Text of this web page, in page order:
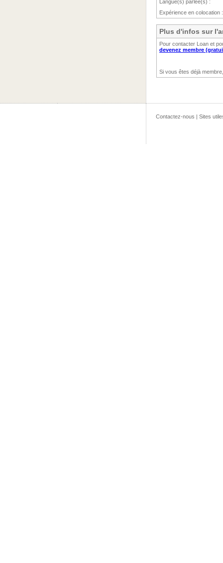
Langue(s) parlée(s) :
Expérience en colocation :
Plus d'infos sur
Pour contacter Loan et
devenez membre
Si vous êtes déjà
Contactez-nous | Sites